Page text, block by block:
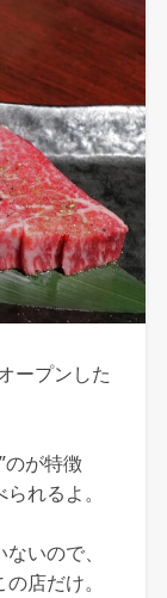
ープンした
のが特徴
れるよ。
いので、
店だけ。